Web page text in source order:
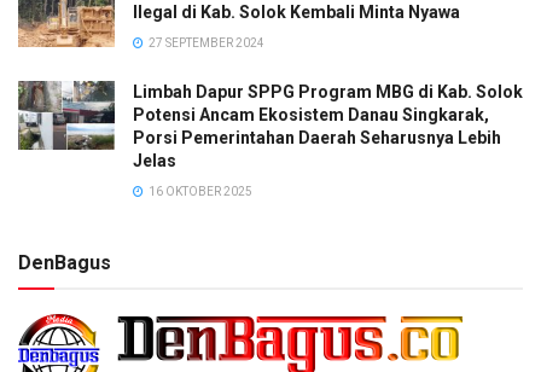
Ilegal di Kab. Solok Kembali Minta Nyawa
27 SEPTEMBER 2024
Limbah Dapur SPPG Program MBG di Kab. Solok
Potensi Ancam Ekosistem Danau Singkarak,
Porsi Pemerintahan Daerah Seharusnya Lebih
Jelas
16 OKTOBER 2025
DenBagus